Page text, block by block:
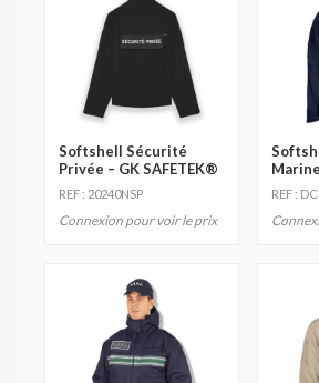
Softshell Sécurité
Privée – GK SAFETEK®️
REF : 20240NSP
Connexion pour voir le prix
REF :